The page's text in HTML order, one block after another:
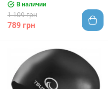
В наличии
1 109 грн
789 грн